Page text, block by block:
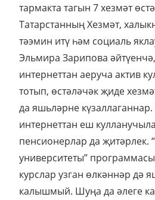
тармакта тагын 7 хезмәт
Татарстанның Хезмәт,
тәэмин итү һәм социаль
Эльмира Зарипова
интернеттан аеруча актив
тотып, өстәләчәк җиде
да яшьләрне күзаллаганнар.
интернеттан еш
пенсионерлар да җитәрлек.
университеты”
курслар узган өлкәннәр дә
калышмый. Шуңа да әлеге